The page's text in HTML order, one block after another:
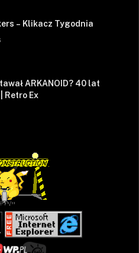
– Klikacz Tygodnia
ARKANOID? 40 lat
Retro Ex